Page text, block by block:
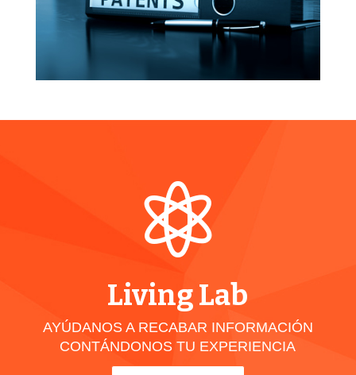

Living Lab
AYÚDANOS A RECABAR INFORMACIÓN
CONTÁNDONOS TU EXPERIENCIA